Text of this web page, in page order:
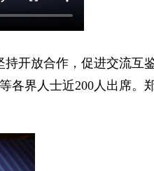
开放合作，促进交流互
各界人士近200人出席。